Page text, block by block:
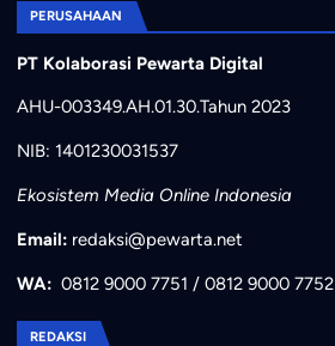
PERUSAHAAN
PT Kolaborasi Pewarta Digital
AHU-003349.AH.01.30.Tahun 2023
NIB: 1401230031537
Ekosistem Media Online Indonesia
Email: redaksi@pewarta.net
WA: 0812 9000 7751 / 0812 9000 7752
REDAKSI